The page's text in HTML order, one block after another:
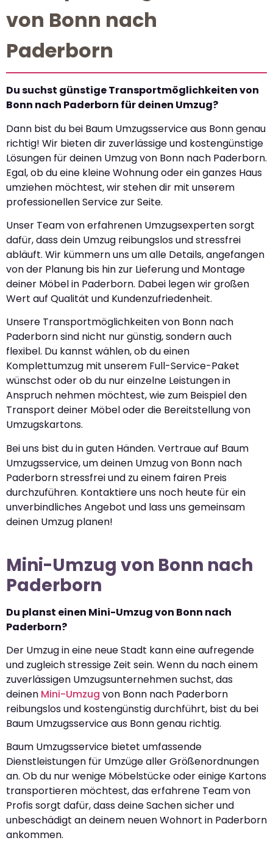
von Bonn nach
Paderborn
Du suchst günstige Transportmöglichkeiten von
Bonn nach Paderborn für deinen Umzug?
Dann bist du bei Baum Umzugsservice aus Bonn genau
richtig! Wir bieten dir zuverlässige und kostengünstige
Lösungen für deinen Umzug von Bonn nach Paderborn.
Egal, ob du eine kleine Wohnung oder ein ganzes Haus
umziehen möchtest, wir stehen dir mit unserem
professionellen Service zur Seite.
Unser Team von erfahrenen Umzugsexperten sorgt
dafür, dass dein Umzug reibungslos und stressfrei
abläuft. Wir kümmern uns um alle Details, angefangen
von der Planung bis hin zur Lieferung und Montage
deiner Möbel in Paderborn. Dabei legen wir großen
Wert auf Qualität und Kundenzufriedenheit.
Unsere Transportmöglichkeiten von Bonn nach
Paderborn sind nicht nur günstig, sondern auch
flexibel. Du kannst wählen, ob du einen
Komplettumzug mit unserem Full-Service-Paket
wünschst oder ob du nur einzelne Leistungen in
Anspruch nehmen möchtest, wie zum Beispiel den
Transport deiner Möbel oder die Bereitstellung von
Umzugskartons.
Bei uns bist du in guten Händen. Vertraue auf Baum
Umzugsservice, um deinen Umzug von Bonn nach
Paderborn stressfrei und zu einem fairen Preis
durchzuführen. Kontaktiere uns noch heute für ein
unverbindliches Angebot und lass uns gemeinsam
deinen Umzug planen!
Mini-Umzug von Bonn nach
Paderborn
Du planst einen Mini-Umzug von Bonn nach
Paderborn?
Der Umzug in eine neue Stadt kann eine aufregende
und zugleich stressige Zeit sein. Wenn du nach einem
zuverlässigen Umzugsunternehmen suchst, das
deinen Mini-Umzug von Bonn nach Paderborn
reibungslos und kostengünstig durchführt, bist du bei
Baum Umzugsservice aus Bonn genau richtig.
Baum Umzugsservice bietet umfassende
Dienstleistungen für Umzüge aller Größenordnungen
an. Ob du nur wenige Möbelstücke oder einige Kartons
transportieren möchtest, das erfahrene Team von
Profis sorgt dafür, dass deine Sachen sicher und
unbeschädigt an deinem neuen Wohnort in Paderborn
ankommen.